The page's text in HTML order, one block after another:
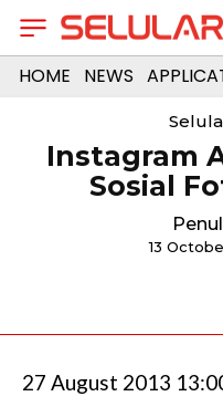
HOME NEWS
Instagram
Sosial
13
27 August 2013